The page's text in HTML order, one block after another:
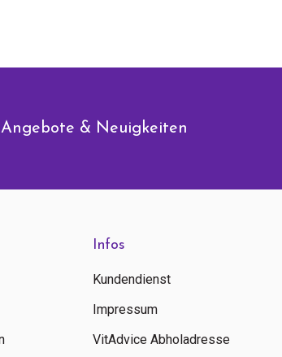
& Neuigkeiten
Infos
Kundendienst
Impressum
VitAdvice Abholadresse